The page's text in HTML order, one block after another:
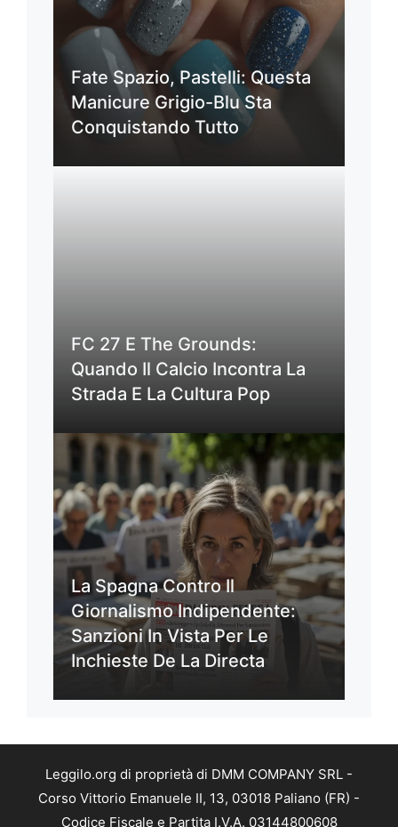
Fate Spazio, Pastelli: Questa
Manicure Grigio-Blu Sta
Conquistando Tutto
FC 27 E The Grounds:
Quando Il Calcio Incontra La
Strada E La Cultura Pop
La Spagna Contro Il
Giornalismo Indipendente:
Sanzioni In Vista Per Le
Inchieste De La Directa
Leggilo.org di proprietà di DMM COMPANY SRL -
Corso Vittorio Emanuele II, 13, 03018 Paliano (FR) -
Codice Fiscale e Partita I.V.A. 03144800608